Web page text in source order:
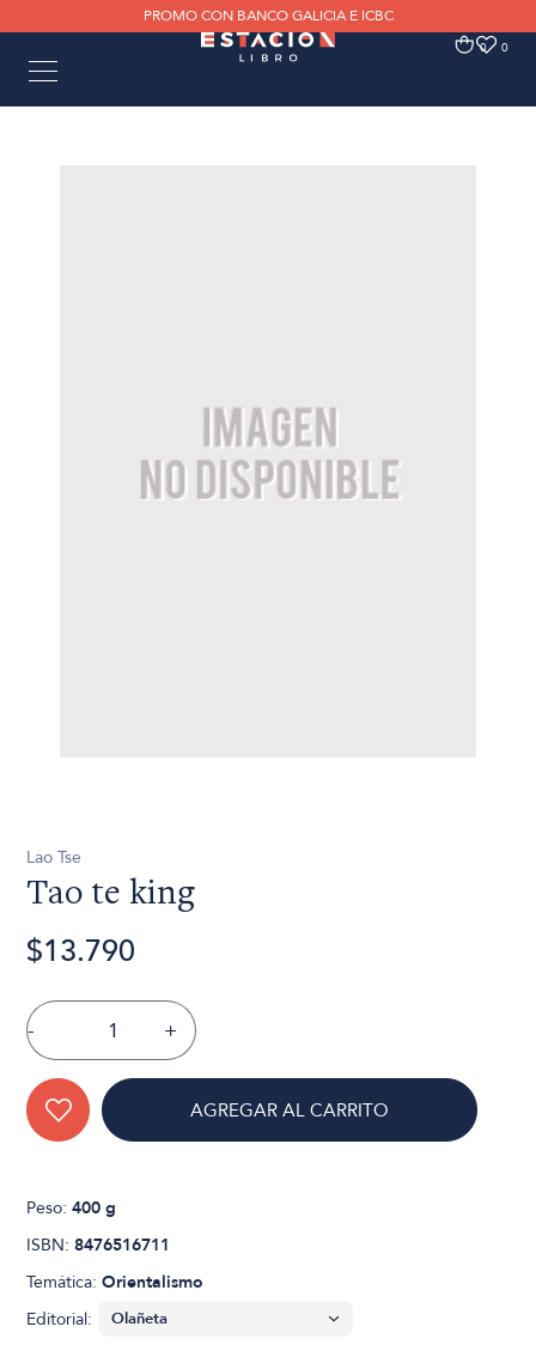
PROMO CON BANCO GALICIA E ICBC
0 0
Lao Tse
Tao te king
$13.790
- +
AGREGAR AL CARRITO
Peso:400 g
ISBN:8476516711
Temática:Orientalismo
Editorial: